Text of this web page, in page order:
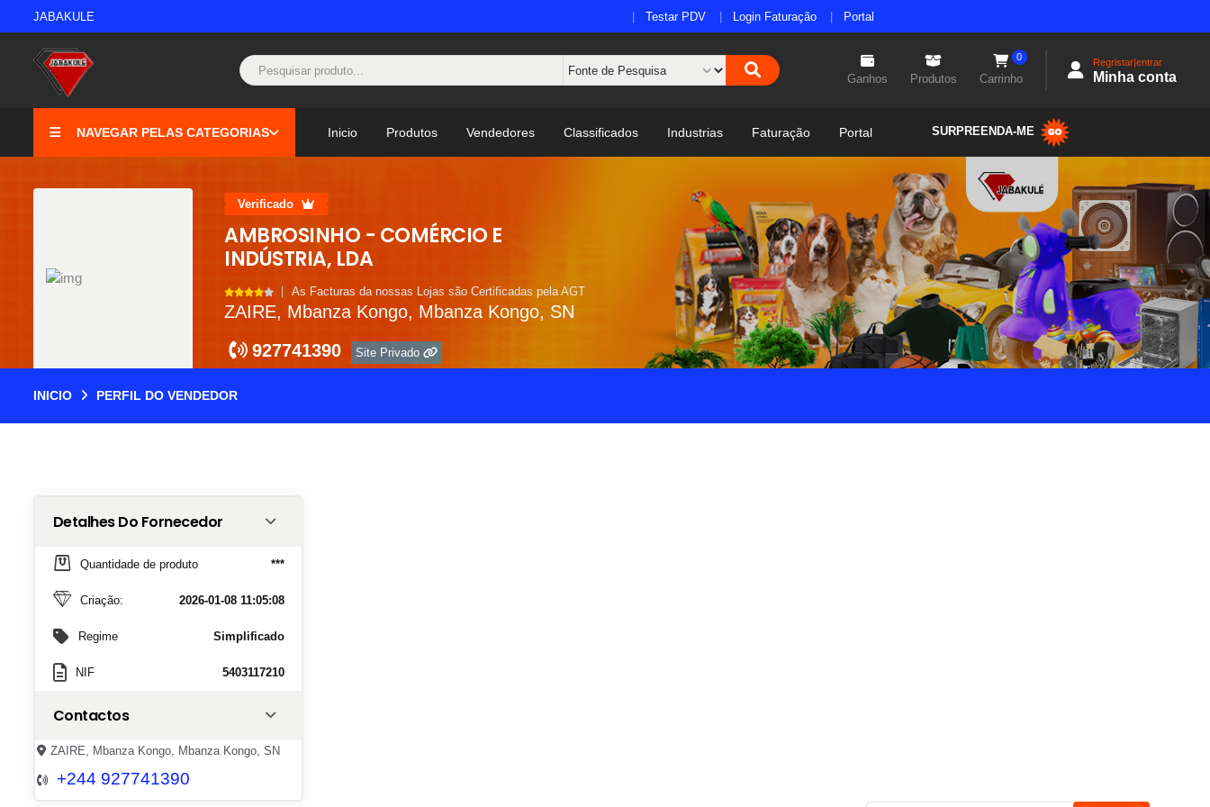
JABAKULE Testar PDV Login Faturação Portal
Ganhos Produtos Carrinho
0 Regristar|entrar
Minha conta
NAVEGAR PELAS CATEGORIAS Inicio Produtos Vendedores Classificados Industrias Faturação Portal SURPREENDA-ME
Verificado
AMBROSINHO - COMÉRCIO E
INDÚSTRIA, LDA
As Facturas da nossas Lojas são Certificadas pela AGT
ZAIRE, Mbanza Kongo, Mbanza Kongo, SN
927741390
Site Privado
INICIO PERFIL DO VENDEDOR
Detalhes Do Fornecedor
Quantidade de produto ***
Criação: 2026-01-08 11:05:08
Regime Simplificado
NIF 5403117210
Contactos
ZAIRE, Mbanza Kongo, Mbanza Kongo, SN
+244 927741390